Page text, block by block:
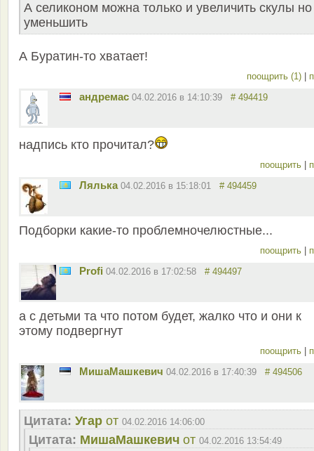
А селиконом можна только и увеличить скулы
уменьшить
А Буратин-то хватает!
поощрить (1)
андремас 04.02.2016 в 14:10:39 # 494419
надпись кто прочитал?
поощрить
Лялька 04.02.2016 в 15:18:01 # 494459
Подборки какие-то проблемночелюстные...
поощрить
Profi 04.02.2016 в 17:02:58 # 494497
а с детьми та что потом будет, жалко что и они к
этому подвергнут
поощрить
MишаМашкевич 04.02.2016 в 17:40:39 # 494506
Цитата: Угар от 04.02.2016 14:06:00
Цитата: MишаМашкевич от 04.02.2016 13:54:49